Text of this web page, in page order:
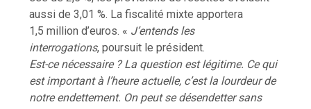
aussi de 3,01 %. La fiscalité mixte apportera
1,5 million d’euros. « J’entends les
interrogations, poursuit le président.
Est-ce nécessaire ? La question est légitime. Ce qui
est important à l’heure actuelle, c’est la lourdeur de
notre endettement. On peut se désendetter sans